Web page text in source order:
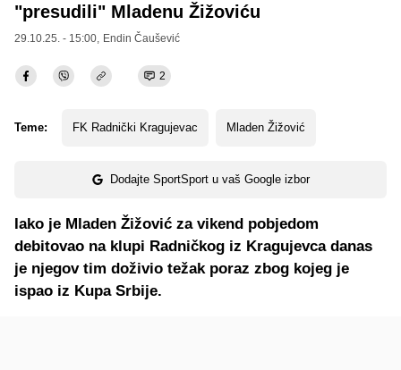
"presudili" Mladenu Žižoviću
29.10.25. - 15:00, Endin Čaušević
2
Teme: FK Radnički Kragujevac Mladen Žižović
Dodajte SportSport u vaš Google izbor
Iako je Mladen Žižović za vikend pobjedom
debitovao na klupi Radničkog iz Kragujevca danas
je njegov tim doživio težak poraz zbog kojeg je
ispao iz Kupa Srbije.